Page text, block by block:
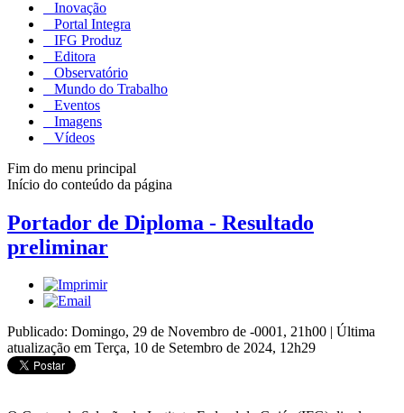
Inovação
Portal Integra
IFG Produz
Editora
Observatório
Mundo do Trabalho
Eventos
Imagens
Vídeos
Fim do menu principal
Início do conteúdo da página
Portador de Diploma - Resultado
preliminar
Publicado: Domingo, 29 de Novembro de -0001, 21h00 | Última
atualização em Terça, 10 de Setembro de 2024, 12h29